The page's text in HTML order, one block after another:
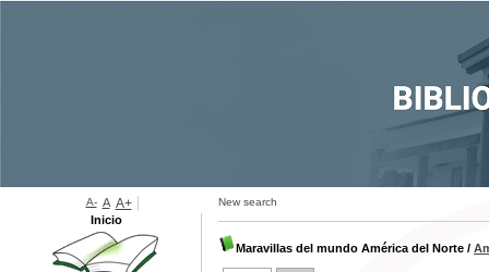
New search
Maravillas del mundo América del Norte /
A- A A+
Inicio